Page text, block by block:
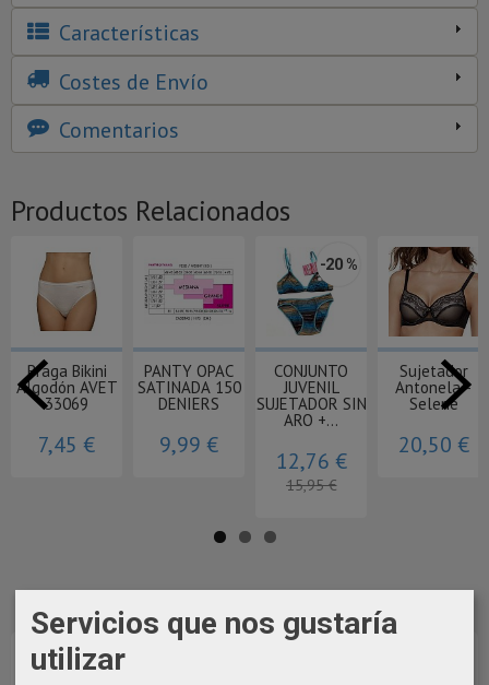
Características
Costes de Envío
Comentarios
Productos Relacionados
Braga Bikini
Algodón AVET
33069
7,45 €
PANTY OPAC
SATINADA 150
DENIERS
9,99 €
-20 %
CONJUNTO
JUVENIL
SUJETADOR SIN
ARO +...
12,76 €
15,95 €
Sujetador
Antonela -
Selene
20,50 €
Servicios que nos gustaría
utilizar